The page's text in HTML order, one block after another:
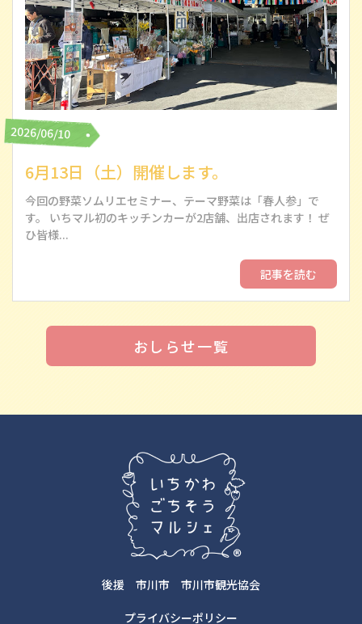
2026/06/10
6月13日（土）開催します。
今回の野菜ソムリエセミナー、テーマ野菜は「春人参」で
す。 いちマル初のキッチンカーが2店舗、出店されます！ ぜ
ひ皆様...
記事を読む
おしらせ一覧
後援 市川市 市川市観光協会
プライバシーポリシー